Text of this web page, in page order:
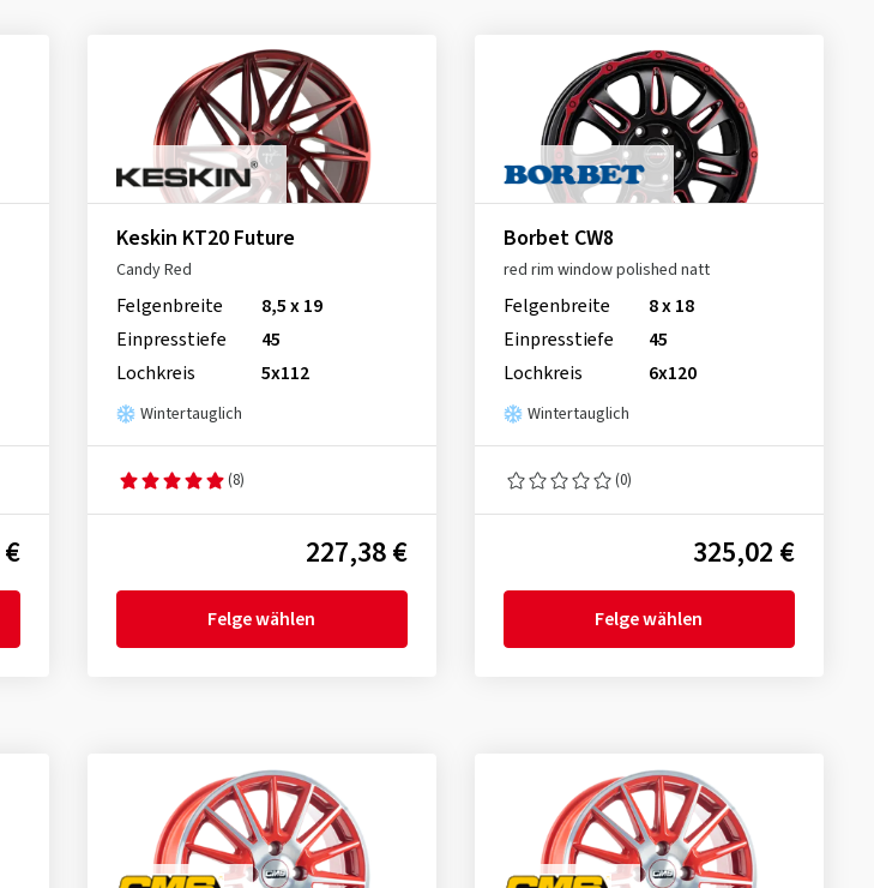
Keskin KT20 Future
Candy Red
Felgenbreite
8,5 x 19
Einpresstiefe
45
Lochkreis
5x112
Wintertauglich
(8)
227,38 €
Felge wählen
Borbet CW8
red rim window polished natt
Felgenbreite
8 x 18
Einpresstiefe
45
Lochkreis
6x120
Wintertauglich
(0)
325,02 €
Felge wählen